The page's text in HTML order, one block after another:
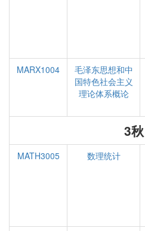
MARX1004
毛泽东思想和中
国特色社会主义
理论体系概论
3秋
MATH3005 数理统计